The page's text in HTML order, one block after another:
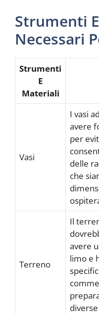
Strumenti
Necessari
Strumenti
E
Materiali
Vasi
I vasi
avere
per
delle
che
Terreno
Il
avere
limo e